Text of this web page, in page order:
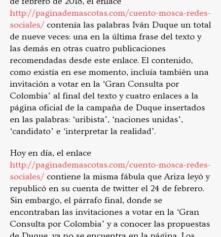
http://paginademascotas.com/cuento-mosca-redes-
sociales/ contenía las palabras Iván Duque un total
de nueve veces: una en la última frase del texto y
las demás en otras cuatro publicaciones
recomendadas desde este enlace. El contenido,
como existía en ese momento, incluía también una
invitación a votar en la ‘Gran Consulta por
Colombia’ al final del texto y cuatro enlaces a la
página oficial de la campaña de Duque insertados
en las palabras: ‘uribista’, ‘naciones unidas’,
‘candidato’ e ‘interpretar la realidad’.
Hoy en día, el enlace
http://paginademascotas.com/cuento-mosca-redes-
sociales/ contiene la misma fábula que Ariza leyó y
republicó en su cuenta de twitter el 24 de febrero.
Sin embargo, el párrafo final, donde se
encontraban las invitaciones a votar en la ‘Gran
Consulta por Colombia’ y a conocer las propuestas